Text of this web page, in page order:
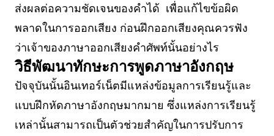
ส่งผลต่อความชัดเจนของคำได้ เพื่อแก้ไขข้อผิด
พลาดในการออกเสียง ก่อนฝึกออกเสียงคุณควรฟัง
ว่าเจ้าของภาษาออกเสียงคำศัพท์นั้นอย่างไร
วิธีพัฒนาทักษะการพูดภาษาอังกฤษ
ปัจจุบันนั้นอินเทอร์เน็ตมีแหล่งข้อมูลการเรียนรู้และ
แบบฝึกหัดภาษาอังกฤษมากมาย ซึ่งแหล่งการเรียนรู้
เหล่านั้นสามารถเป็นตัวช่วยสำคัญในการปรับการ